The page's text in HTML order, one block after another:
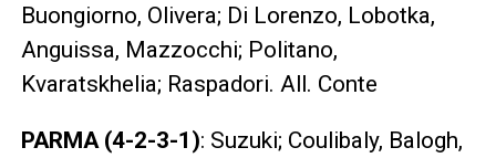
Buongiorno, Olivera; Di Lorenzo, Lobotka,
Anguissa, Mazzocchi; Politano,
Kvaratskhelia; Raspadori. All. Conte
PARMA (4-2-3-1): Suzuki; Coulibaly, Balogh,